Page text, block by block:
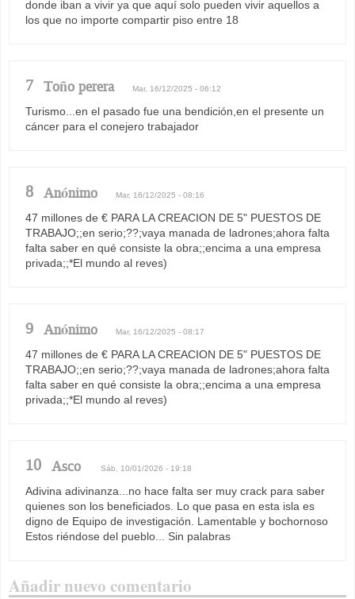
donde iban a vivir ya que aquí solo pueden vivir aquellos a
los que no importe compartir piso entre 18
7 Toño perera Mar, 16/12/2025 - 06:12
Turismo...en el pasado fue una bendición,en el presente un
cáncer para el conejero trabajador
8 Anónimo Mar, 16/12/2025 - 08:16
47 millones de € PARA LA CREACION DE 5" PUESTOS DE
TRABAJO;;en serio;??;vaya manada de ladrones;ahora falta
falta saber en qué consiste la obra;;encima a una empresa
privada;;*El mundo al reves)
9 Anónimo Mar, 16/12/2025 - 08:17
47 millones de € PARA LA CREACION DE 5" PUESTOS DE
TRABAJO;;en serio;??;vaya manada de ladrones;ahora falta
falta saber en qué consiste la obra;;encima a una empresa
privada;;*El mundo al reves)
10 Asco Sáb, 10/01/2026 - 19:18
Adivina adivinanza...no hace falta ser muy crack para saber
quienes son los beneficiados. Lo que pasa en esta isla es
digno de Equipo de investigación. Lamentable y bochornoso
Estos riéndose del pueblo... Sin palabras
Añadir nuevo comentario